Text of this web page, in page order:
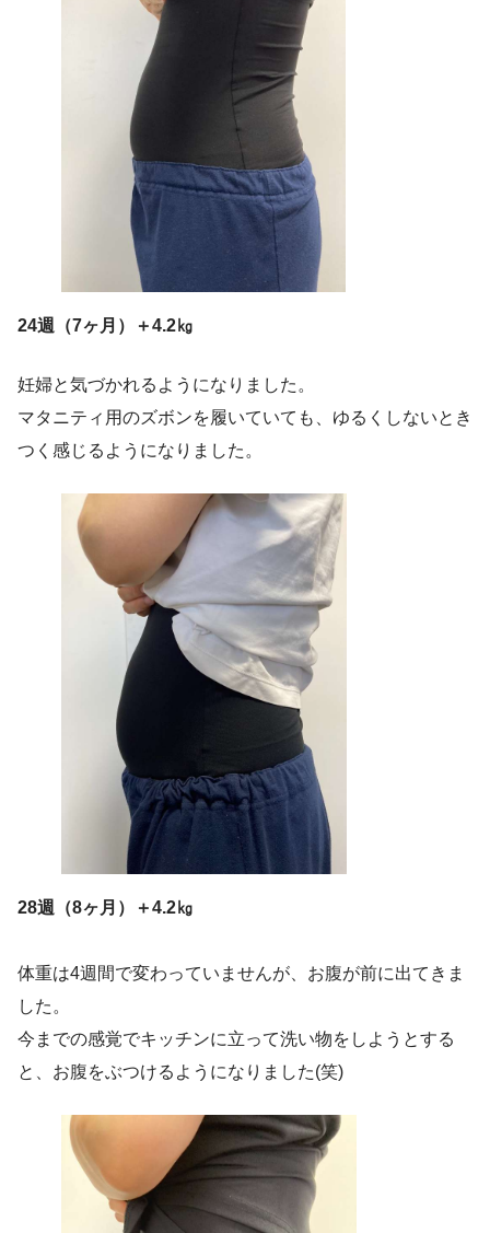
24週（7ヶ月）＋4.2㎏
妊婦と気づかれるようになりました。
マタニティ用のズボンを履いていても、ゆるくしないとき
つく感じるようになりました。
28週（8ヶ月）＋4.2㎏
体重は4週間で変わっていませんが、お腹が前に出てきま
した。
今までの感覚でキッチンに立って洗い物をしようとする
と、お腹をぶつけるようになりました(笑)